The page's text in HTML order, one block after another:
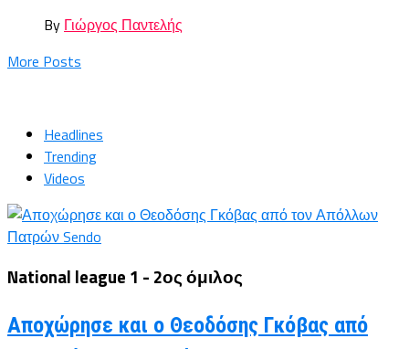
By Γιώργος Παντελής
More Posts
Headlines
Trending
Videos
National league 1 - 2ος όμιλος
Αποχώρησε και ο Θεοδόσης Γκόβας από